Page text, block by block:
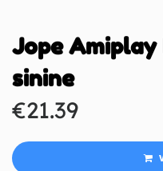
Jope Amiplay
sinine
€21.39